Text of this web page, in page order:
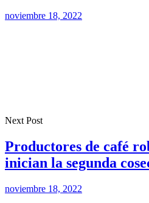
noviembre 18, 2022
Next Post
Productores de café
inician la segunda
noviembre 18, 2022